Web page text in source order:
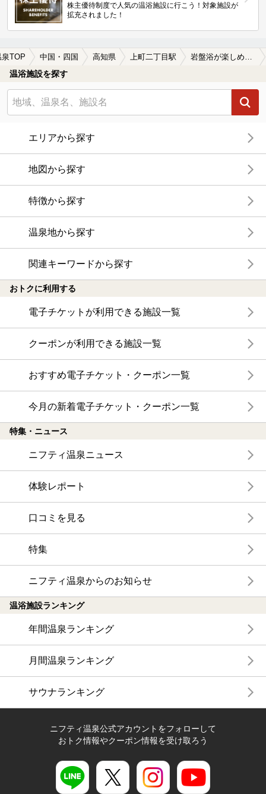
株主優待制度で人気の温浴施設に行こう！対象施設が
拡充されました！
泉TOP 中国・四国 高知県 上町二丁目駅
温浴施設を探す
エリアから探す
地図から探す
特徴から探す
温泉地から探す
関連キーワードから探す
おトクに利用する
電子チケットが利用できる施設一覧
クーポンが利用できる施設一覧
おすすめ電子チケット・クーポン一覧
今月の新着電子チケット・クーポン一覧
特集・ニュース
ニフティ温泉ニュース
体験レポート
口コミを見る
特集
ニフティ温泉からのお知らせ
温浴施設ランキング
年間温泉ランキング
月間温泉ランキング
サウナランキング
ニフティ温泉公式アカウントをフォローして
おトク情報やクーポン情報を受け取ろう